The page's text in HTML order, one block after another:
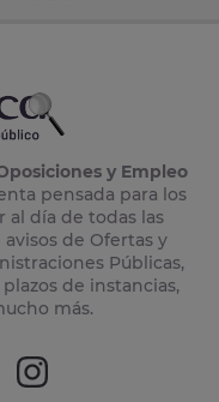
y Empleo
pensada para los
al día de todas las
de Ofertas y
Públicas,
de instancias,
más.